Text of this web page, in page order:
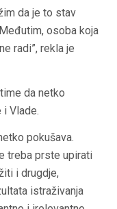
da je to stav
osoba koja
radi”, rekla je
da netko
i Vlade.
pokušava.
treba prste upirati
i drugdje,
istraživanja